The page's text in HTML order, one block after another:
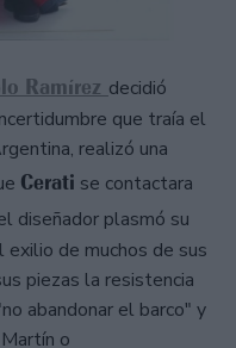
Ramírez decidió
que traía el
realizó una
Cerati se contactara
diseñador plasmó su
de muchos de sus
piezas la resistencia
abandonar el barco" y
o